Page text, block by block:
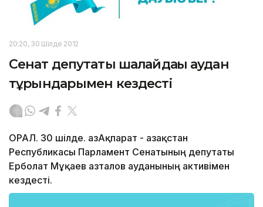
20:20, 30 Шілде 2012
Сенат депутаты шалғайдағы аудан
тұрғындарымен кездесті
ОРАЛ. 30 шілде. ҚазАқпарат - Қазақстан
Республикасы Парламент Сенатының депутаты
Ерболат Мұқаев Қазталов ауданының активімен
кездесті.